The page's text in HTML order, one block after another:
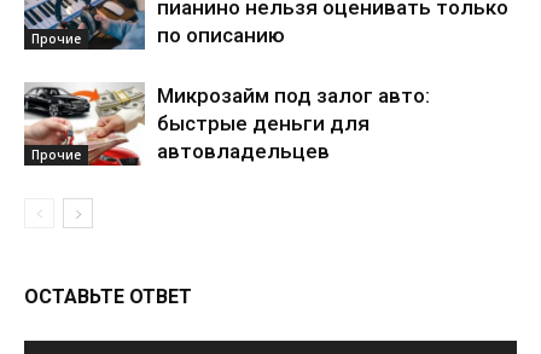
Прочие
пианино нельзя оценивать только
по описанию
Прочие
Микрозайм под залог авто:
быстрые деньги для
автовладельцев
ОСТАВЬТЕ ОТВЕТ